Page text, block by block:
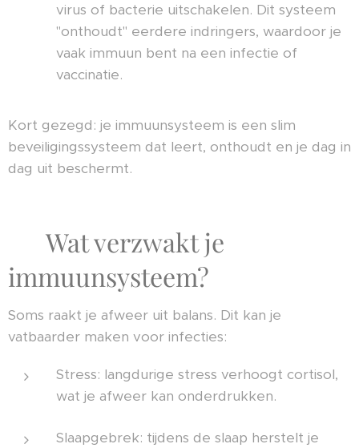
virus of bacterie uitschakelen. Dit systeem
"onthoudt" eerdere indringers, waardoor je
vaak immuun bent na een infectie of
vaccinatie.
Kort gezegd: je immuunsysteem is een slim
beveiligingssysteem dat leert, onthoudt en je dag in
dag uit beschermt.
⚖️ Wat verzwakt je
immuunsysteem?
Soms raakt je afweer uit balans. Dit kan je
vatbaarder maken voor infecties:
Stress: langdurige stress verhoogt cortisol,
wat je afweer kan onderdrukken.
Slaapgebrek: tijdens de slaap herstelt je